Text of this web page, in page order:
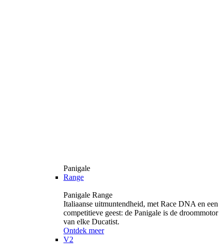
Panigale
Range
Panigale Range
Italiaanse uitmuntendheid, met Race DNA en een
competitieve geest: de Panigale is de droommotor
van elke Ducatist.
Ontdek meer
V2